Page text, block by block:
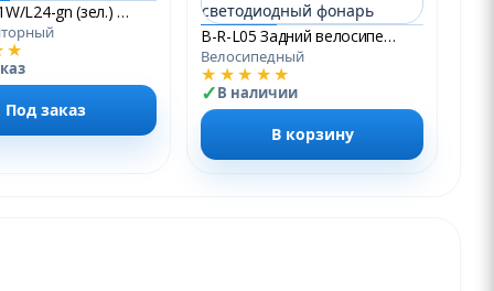
AccuF8-L1W/L24-gn (зел.) Аккумуляторный фонарь
Под заказ
B-R-L05 Задний велосипедный светодиодный фонарь
Велосипедный
★★★★★
В наличии
В корзину